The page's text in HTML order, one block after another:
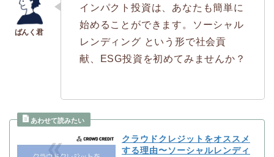
インパクト投資は、あなたも簡単に
始めることができます。ソーシャル
レンディング という形で社会貢
献、ESG投資を初めてみませんか？
クラウドクレジットをオススメ
する理由〜ソーシャルレンディ